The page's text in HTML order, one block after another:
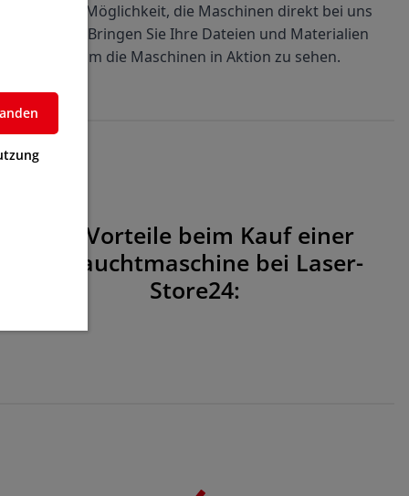
haben die Möglichkeit, die Maschinen direkt bei uns
zu testen. Bringen Sie Ihre Dateien und Materialien
mit, um die Maschinen in Aktion zu sehen.
Ihre Vorteile beim Kauf einer
Gebrauchtmaschine bei Laser-
Store24: